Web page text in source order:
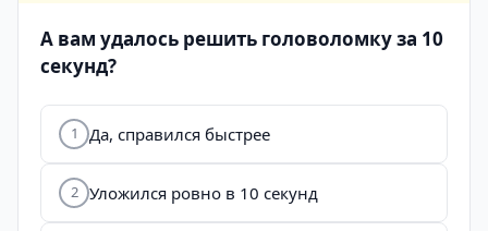
А вам удалось решить головоломку за 10
секунд?
1 Да, справился быстрее
2 Уложился ровно в 10 секунд